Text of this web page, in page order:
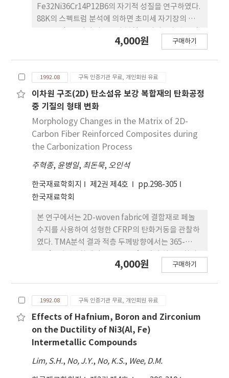
Fe32Ni36Cr14P12B6의 자기적 성질을 연구하였다.
88K의 스펙트럼 분석에 의하면 초미세 자기장의 값
는데 이는 초미세 자기장이 전기장 기울기 주축에 대
은 온도에 무관하게 거의 일정한 값을 나타냈다. 되튐
없는 확률로부터 시료의 Debye특성 온도 288K를 얻
었다.
4,000원 구매하기
1992.08 구독 인증기관 무료, 개인회원 유료
이차원 구조(2D) 탄소섬유 보강 복합재의 탄화공정
중 기질의 형태 변화
Morphology Changes in the Matrix of 2D-
Carbon Fiber Reinforced Composites during
the Carbonization Process
주혁종, 윤병일, 최돈묵, 오인석
한국재료학회지 제2권 제4호
pp.298-305
한국재료학회
본 연구에서는 2D-woven fabric에 결합재로 페놀
수지를 사용하여 성형한 CFRP의 탄화거동을 관찰하
였다. TMA분석 결과 적층 두께방향에서는 365-
일어났다. 각 온도 구간별로 광학현미경으로 관찰한
운 많은 크랙이 형성되었다. 기공률과 밀도가 400-
500˚C 에서 급격히 변화한 것을 볼 때 이 구간에서 복
합재 내부에서 크랙이 형성 및 성장하는 것을 알 수 있
었다. 따라서 CFRP를 탄화할 때 승온속도를 구간별
4,000원 구매하기
1992.08 구독 인증기관 무료, 개인회원 유료
Effects of Hafnium, Boron and Zirconium
on the Ductility of Ni3(Al, Fe)
Intermetallic Compounds
Lim, S.H., No, J.Y., No, K.S., Wee, D.M.